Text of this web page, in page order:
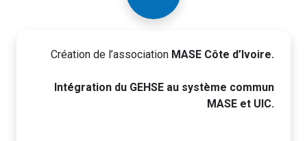
Création de l’association MASE Côte d’Ivoire.
Intégration du GEHSE au système commun
MASE et UIC.